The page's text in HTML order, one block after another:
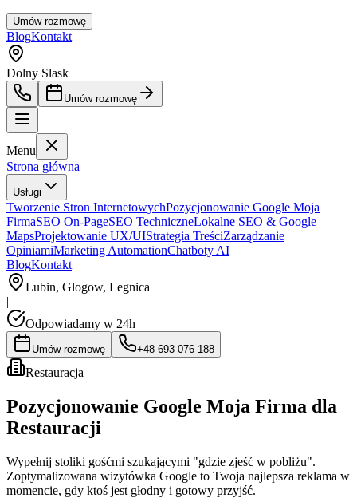
Umów rozmowę
BlogKontakt
Dolny Slask
Umów rozmowę
Menu
Strona główna
Usługi
Tworzenie Stron InternetowychPozycjonowanie Google Moja
FirmaSEO On-PageSEO TechniczneLokalne SEO & Google
MapsProjektowanie UX/UIStrategia TreściZarządzanie
OpiniamiMarketing AutomationChatboty AI
BlogKontakt
Lubin, Glogow, Legnica
|
Odpowiadamy w 24h
Umów rozmowę +48 693 076 188
Restauracja
Pozycjonowanie Google Moja Firma dla
Restauracji
Wypełnij stoliki gośćmi szukającymi "gdzie zjeść w pobliżu".
Zoptymalizowana wizytówka Google to Twoja najlepsza reklama w
momencie, gdy ktoś jest głodny i gotowy przyjść.